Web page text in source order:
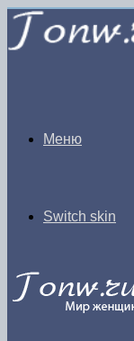
Меню
Switch skin